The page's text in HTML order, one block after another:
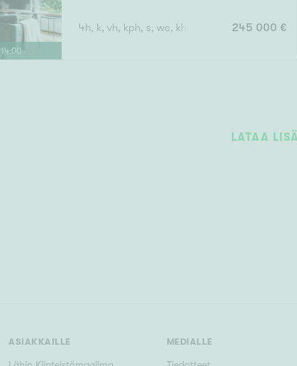
14:00
4h, k, vh, kph, s, wc, khh, terassi, var245 000 €
LATAA
ASIAKKAILLE MEDIALLE